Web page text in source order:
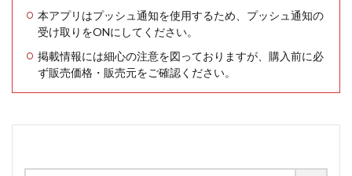
本アプリはプッシュ通知を使用するため、プッシュ通知の
受け取りをONにしてください。
掲載情報には細心の注意を図っておりますが、購入前に必
ず販売価格・販売元をご確認ください。